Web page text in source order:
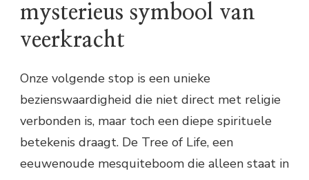
mysterieus symbool van
veerkracht
Onze volgende stop is een unieke
bezienswaardigheid die niet direct met religie
verbonden is, maar toch een diepe spirituele
betekenis draagt. De Tree of Life, een
eeuwenoude mesquiteboom die alleen staat in